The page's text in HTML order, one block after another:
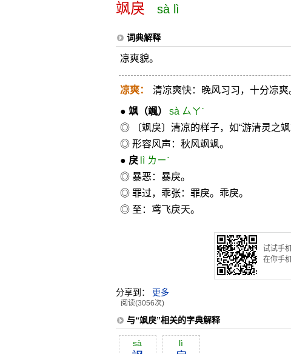
飒戾 sà lì
词典解释
凉爽貌。
凉爽： 清凉爽快：晚风习习，十分凉爽
● 飒（颯）
sà ㄙㄚˋ
◎ 〔飒戾〕清凉的样子，如“游清灵之飒
◎ 形容风声：秋风飒飒。
● 戾 lì ㄌㄧˋ
◎ 暴恶：暴戾。
◎ 罪过，乖张：罪戾。乖戾。
◎ 至：鸢飞戾天。
试试手
在你手
分享到： 更多
阅读(3056次)
与“飒戾”相关的字典解释
sà lì